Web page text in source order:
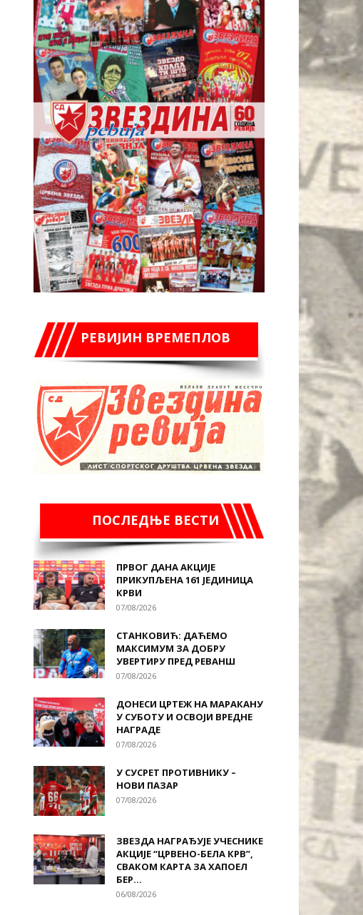
РЕВИЈИН ВРЕМЕПЛОВ
ПОСЛЕДЊЕ ВЕСТИ
ПРВОГ ДАНА АКЦИЈЕ
ПРИКУПЉЕНА 161 ЈЕДИНИЦА
КРВИ
07/08/2026
СТАНКОВИЋ: ДАЋЕМО
МАКСИМУМ ЗА ДОБРУ
УВЕРТИРУ ПРЕД РЕВАНШ
07/08/2026
ДОНЕСИ ЦРТЕЖ НА МАРАКАНУ
У СУБОТУ И ОСВОЈИ ВРЕДНЕ
НАГРАДЕ
07/08/2026
У СУСРЕТ ПРОТИВНИКУ –
НОВИ ПАЗАР
07/08/2026
ЗВЕЗДА НАГРАЂУЈЕ УЧЕСНИКЕ
АКЦИЈЕ “ЦРВЕНО-БЕЛА КРВ”,
СВАКОМ КАРТА ЗА ХАПОЕЛ
БЕР...
06/08/2026